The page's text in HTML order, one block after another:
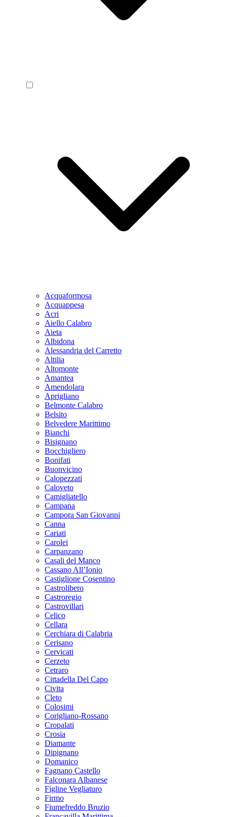
Acquaformosa
Acquappesa
Acri
Aiello Calabro
Aieta
Albidona
Alessandria del Carretto
Altilia
Altomonte
Amantea
Amendolara
Aprigliano
Belmonte Calabro
Belsito
Belvedere Marittimo
Bianchi
Bisignano
Bocchigliero
Bonifati
Buonvicino
Calopezzati
Caloveto
Camigliatello
Campana
Campora San Giovanni
Canna
Cariati
Carolei
Carpanzano
Casali del Manco
Cassano All’Ionio
Castiglione Cosentino
Castrolibero
Castroregio
Castrovillari
Celico
Cellara
Cerchiara di Calabria
Cerisano
Cervicati
Cerzeto
Cetraro
Cittadella Del Capo
Civita
Cleto
Colosimi
Corigliano-Rossano
Cropalati
Crosia
Diamante
Dipignano
Domanico
Fagnano Castello
Falconara Albanese
Figline Vegliaturo
Firmo
Fiumefreddo Bruzio